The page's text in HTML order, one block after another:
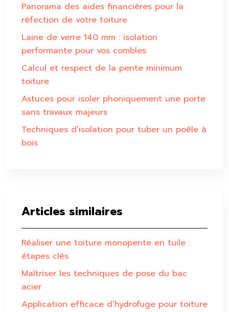
Panorama des aides financières pour la
réfection de votre toiture
Laine de verre 140 mm : isolation
performante pour vos combles
Calcul et respect de la pente minimum
toiture
Astuces pour isoler phoniquement une porte
sans travaux majeurs
Techniques d’isolation pour tuber un poêle à
bois
Articles similaires
Réaliser une toiture monopente en tuile :
étapes clés
Maîtriser les techniques de pose du bac
acier
Application efficace d’hydrofuge pour toiture